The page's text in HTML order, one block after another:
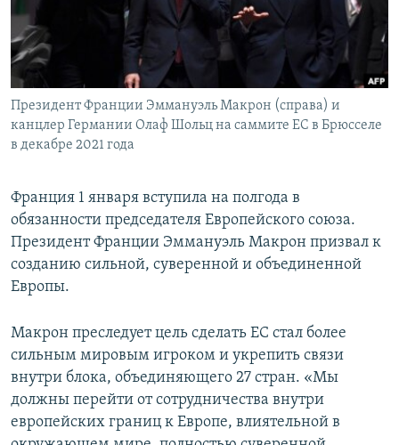
Президент Франции Эммануэль Макрон (справа) и
канцлер Германии Олаф Шольц на саммите ЕС в Брюсселе
в декабре 2021 года
Франция 1 января вступила на полгода в
обязанности председателя Европейского союза.
Президент Франции Эммануэль Макрон призвал к
созданию сильной, суверенной и объединенной
Европы.
Макрон преследует цель сделать ЕС стал более
сильным мировым игроком и укрепить связи
внутри блока, объединяющего 27 стран. «Мы
должны перейти от сотрудничества внутри
европейских границ к Европе, влиятельной в